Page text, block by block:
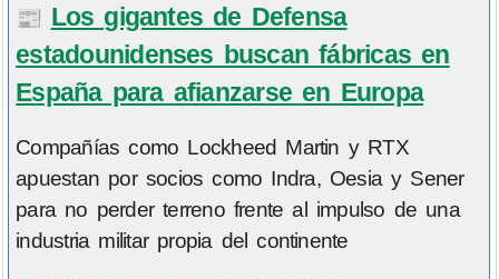
📰 Los gigantes de Defensa
estadounidenses buscan fábricas en
España para afianzarse en Europa
Compañías como Lockheed Martin y RTX
apuestan por socios como Indra, Oesia y Sener
para no perder terreno frente al impulso de una
industria militar propia del continente